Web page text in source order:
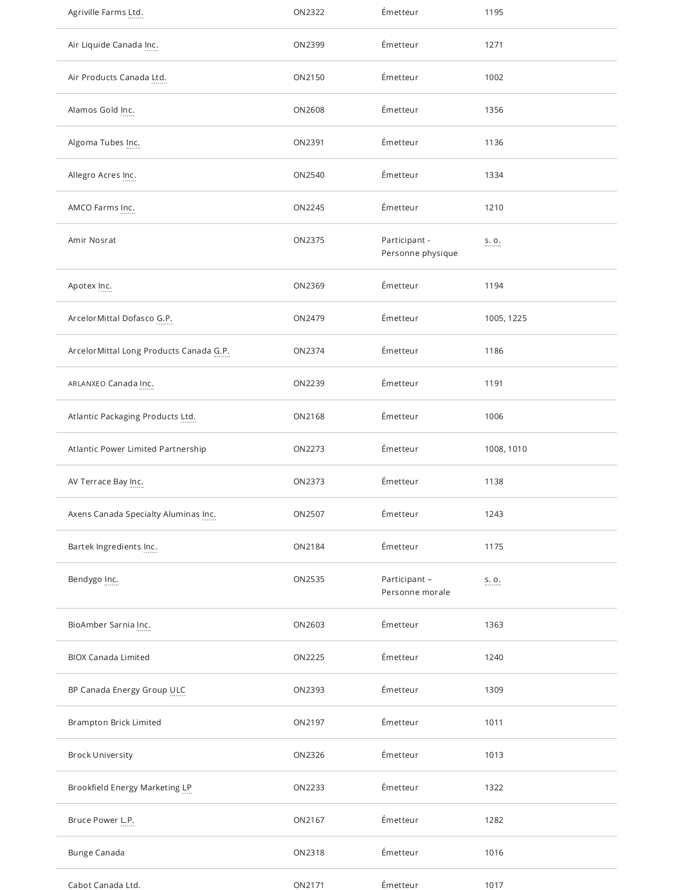
Agriville Farms Ltd. ON2322 Émetteur 1195
Air Liquide Canada Inc. ON2399 Émetteur 1271
Air Products Canada Ltd. ON2150 Émetteur 1002
Alamos Gold Inc. ON2608 Émetteur 1356
Algoma Tubes Inc. ON2391 Émetteur 1136
Allegro Acres Inc. ON2540 Émetteur 1334
AMCO Farms Inc. ON2245 Émetteur 1210
Amir Nosrat ON2375
Participant -
Personne physique
s. o.
Apotex Inc. ON2369 Émetteur 1194
ArcelorMittal Dofasco G.P. ON2479 Émetteur 1005, 1225
ArcelorMittal Long Products Canada G.P. ON2374 Émetteur 1186
ARLANXEO Canada Inc. ON2239 Émetteur 1191
Atlantic Packaging Products Ltd. ON2168 Émetteur 1006
Atlantic Power Limited Partnership ON2273 Émetteur 1008, 1010
AV Terrace Bay Inc. ON2373 Émetteur 1138
Axens Canada Specialty Aluminas Inc. ON2507 Émetteur 1243
Bartek Ingredients Inc. ON2184 Émetteur 1175
Bendygo Inc. ON2535
Participant –
Personne morale
s. o.
BioAmber Sarnia Inc. ON2603 Émetteur 1363
BIOX Canada Limited ON2225 Émetteur 1240
BP Canada Energy Group ULC ON2393 Émetteur 1309
Brampton Brick Limited ON2197 Émetteur 1011
Brock University ON2326 Émetteur 1013
Brookfield Energy Marketing LP ON2233 Émetteur 1322
Bruce Power L.P. ON2167 Émetteur 1282
Bunge Canada ON2318 Émetteur 1016
Cabot Canada Ltd. ON2171 Émetteur 1017